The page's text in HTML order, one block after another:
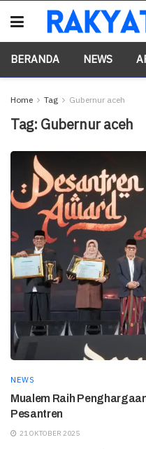
BERANDA NEWS
Home Tag Gubernur aceh
Tag: Gubernur aceh
NEWS
Mualem Raih
Pesantren
21 OKTOBER 2025